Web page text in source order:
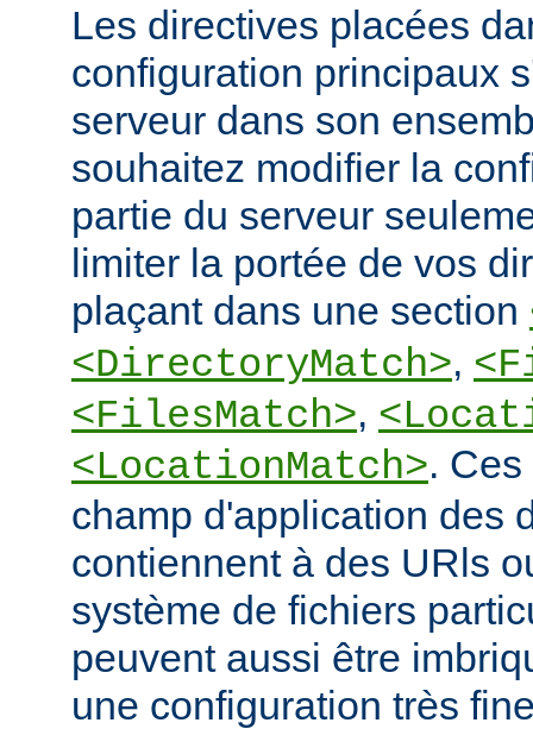
Les directives placées
configuration principaux
serveur dans son
souhaitez modifier la
partie du serveur
limiter la portée de vos
plaçant dans une section
<DirectoryMatch>,
<FilesMatch>,
<LocationMatch>.
champ d'application des
contiennent à des URls
système de fichiers
peuvent aussi être
une configuration très